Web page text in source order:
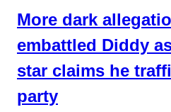
More dark
embattled Diddy
star claims he
party